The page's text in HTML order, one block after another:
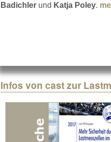
Badichler und Katja Poley.
Infos von cast zur